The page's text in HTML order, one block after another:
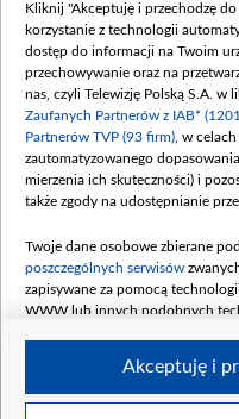
(wpłata wrzesień
mln, listopad 265
Dofinansowanie
Data podpisania
(wpłata grudzień
Dofinansowanie
Data podpisania
kwiecień 180
czerwca 90 mln)
Dofinansowanie
4 sierpnia 250 mln
Kliknij "Akceptuję i przechodzę
korzystanie z technologii
dostęp do informacji na Twoim
przechowywanie oraz na
nas, czyli Telewizję Polską S.A. w
Zaufanych Partnerów z IAB*
Partnerów TVP (93 firm) , w
zautomatyzowanego
mierzenia ich skuteczności) i
także zgody na udostępnianie
Twoje dane osobowe zbierane
poszczególnych serwisów
zapisywane za pomocą
WWW lub innych podobnych
Akceptuję i